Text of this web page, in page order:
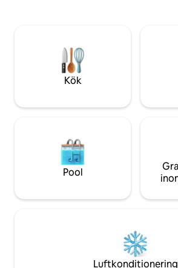
byggnadsområdet i västerländsk stil i
Motomachi. Rekommenderas för
tjejresor, resor för föräldrar och barn,
som bas för affärsresor till Yokohama
lugn och ro. Yokohama Motomachi är en
Yokohama tillverka västerländska
trämöbler för första gången.Det är
också gångavstånd till Yokohamas
stadsblommor med utsikt över
rosenträdgårdar.Jag skapade ett
utforska västerländska byggnader och
gå runt på Motomachis shoppinggator.Vi
har också allt du behöver för att göra
Kök
Pool
Luftkonditionering